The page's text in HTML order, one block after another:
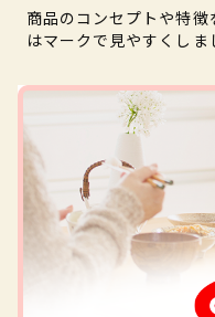
商品のコンセプトや特
はマークで見やすくしま